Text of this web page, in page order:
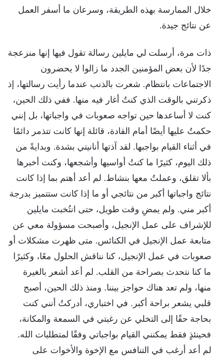
خلال الممارسة بهذه الطريقة، وسرعان ما أسفر العمل
عن نتائج جيدة.
ذات مرة، أرسلت لي مايلين رسالة تقول فيها إنها منزعجة
جدًا لأن بعض المؤمنين الجدد ما زالوا لا يحضرون
الاجتماعات بانتظام. شعرت بالذنب عندما رأيت رسالتها، إذ
ذكرتني بالوقت الذي كنتُ أغار فيه منها. ففي ذلك الحين،
كنت لا أساعدها حين تواجه صعوبات في واجباتها، بل إنني
حكمتُ عليها أيضًا أمام القادة، قائلة إنها كانت تتذمر دائمًا
في أثناء القيام بواجبها. لقد آذتها أنانيتي بشدة. وبدايةً من
ذلك اليوم، كثيرًا ما كنتُ أواسيها وأشجعها، وكنت أخبرها
بألا تقلق، وعملتُ معها بنشاط. لم أعد أهتم بما إذا كانت
نتائج واجباتها أكبر من نتائجي أو ما إذا كانت ستتميز بدرجة
أكبر مني. ولم يمضِ وقت طويل، حتى انتُخبت مايلين
للإشراف على عمل الإنجيل، وأصبحت مسؤولة معي عن
متابعة عمل الإنجيل في الكنائس. متى ظهرت مشكلات أو
صعوبات في عمل الإنجيل، كنا نناقش الحلول معًا، وكثيرًا
ما كنا نتحدث بصراحة من القلب. لم أعد أشعر بالغيرة
منها، ولم تعد هناك حواجز بيننا. ومنذ ذلك الحين، أصبح
قلبي يشعر براحة أكبر. في اختباري، أدركتُ أنني كنت
بحاجة حقًا إلى التخلي عن رغبتي في السمعة والمكانة،
فحينئذٍ فقط يمكنني القيام بواجباتي وفقًا لمتطلبات الله.
لم أعد أرغب في التنافس مع الإخوة والأخوات على